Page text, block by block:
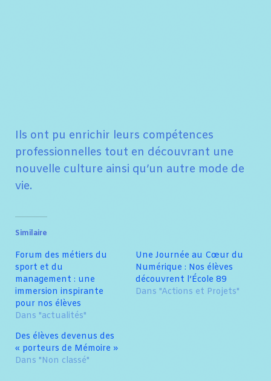
Ils ont pu enrichir leurs compétences
professionnelles tout en découvrant une
nouvelle culture ainsi qu’un autre mode de
vie.
Similaire
Forum des métiers du
sport et du
management : une
immersion inspirante
pour nos élèves
Dans "actualités"
Une Journée au Cœur du
Numérique : Nos élèves
découvrent l’École 89
Dans "Actions et Projets"
Des élèves devenus des
« porteurs de Mémoire »
Dans "Non classé"